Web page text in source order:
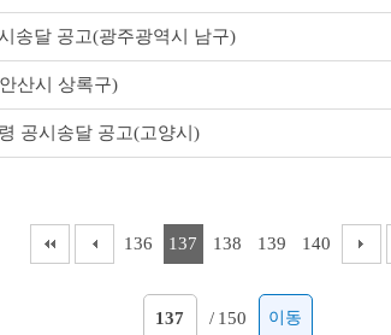
송달 공고(광주광역시 남구)
산시 상록구)
공시송달 공고(고양시)
136 137 138 139 140
/ 150 이동